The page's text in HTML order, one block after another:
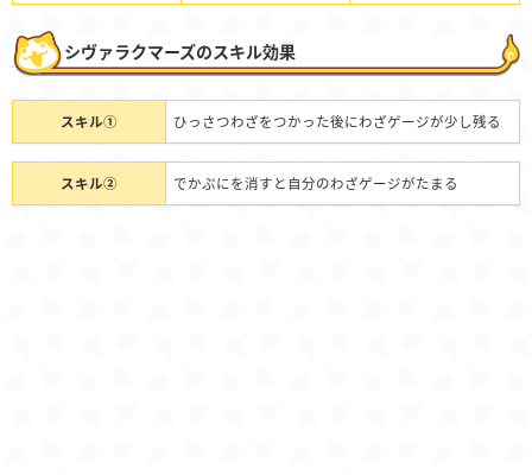
シヴァラクマーズのスキル効果
スキル① ひっさつわざをつかった後にわざゲージが少し残る
スキル② でかぷにを消すと自分のわざゲージがたまる